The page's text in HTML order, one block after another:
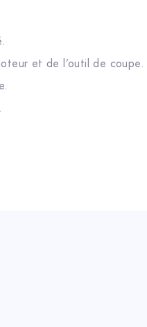
et de l’outil de coupe.